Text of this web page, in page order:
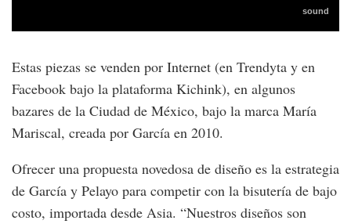
Estas piezas se venden por Internet (en Trendyta y en
Facebook bajo la plataforma Kichink), en algunos
bazares de la Ciudad de México, bajo la marca María
Mariscal, creada por García en 2010.
Ofrecer una propuesta novedosa de diseño es la estrategia
de García y Pelayo para competir con la bisutería de bajo
costo, importada desde Asia. “Nuestros diseños son